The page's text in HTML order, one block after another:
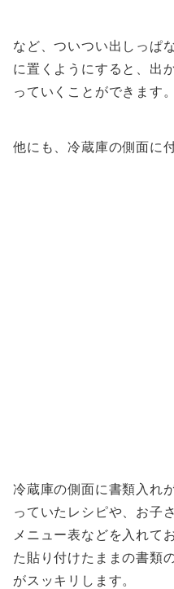
など、ついつい出しっぱ
に置くようにすると、出
っていくことができます。
他にも、冷蔵庫の側面に
冷蔵庫の側面に書類入れ
っていたレシピや、お子
メニュー表などを入れて
た貼り付けたままの書類
がスッキリします。